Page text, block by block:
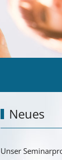
Neues
Unser